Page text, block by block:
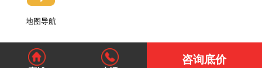
地图导航
咨询底价